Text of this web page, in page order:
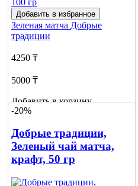
Добавить в избранное
Зеленая матча Добрые
традиции
4250 ₸
5000 ₸
Добавить в корзину
-20%
Добрые традиции,
Зеленый чай матча,
крафт, 50 гр